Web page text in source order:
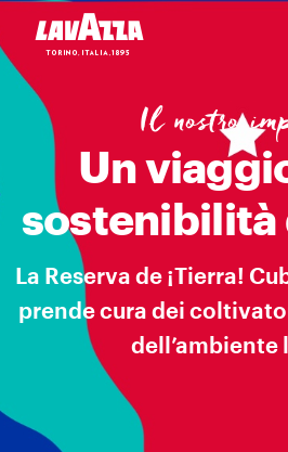
UNA NUOVA E UNICA ESPERIENZA
Il nostro
Un
sostenibilità
La Reserva de ¡Tierra!
prende cura dei
dell’ambiente